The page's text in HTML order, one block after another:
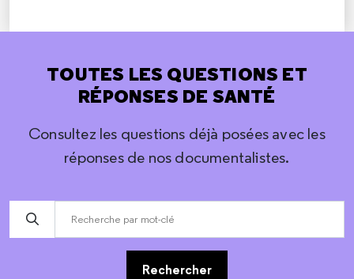
TOUTES LES QUESTIONS ET
RÉPONSES DE SANTÉ
Consultez les questions déjà posées avec les
réponses de nos documentalistes.
Rechercher